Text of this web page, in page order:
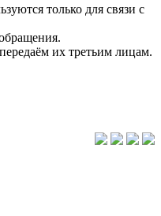
только для связи с
их третьим лицам.